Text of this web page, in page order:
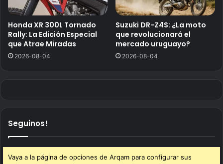
Honda XR 300L Tornado
Rally: La Edición Especial
que Atrae Miradas
2026-08-04
Suzuki DR-Z4S: ¿La moto
que revolucionará el
mercado uruguayo?
2026-08-04
Seguinos!
Vaya a la página de opciones de Arqam para configurar sus